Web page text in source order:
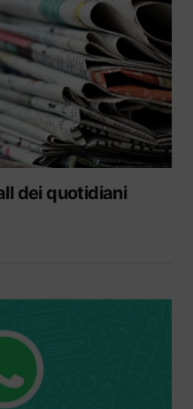
dei quotidiani